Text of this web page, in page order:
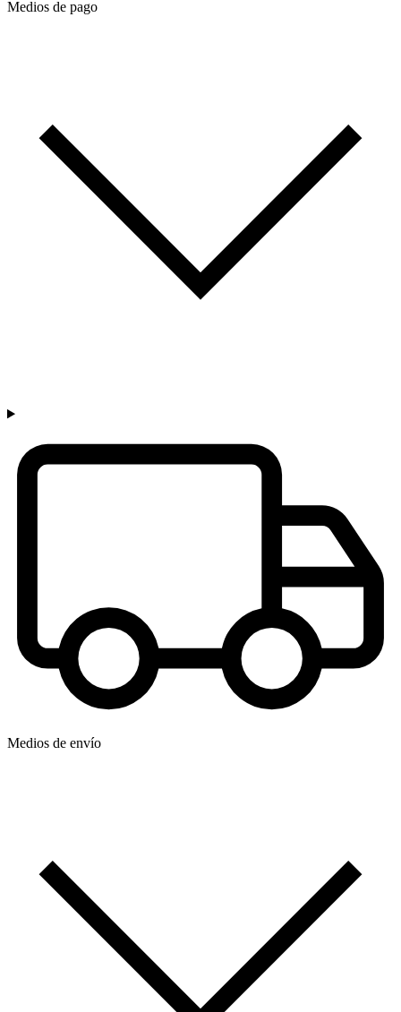
Medios de pago
Medios de envío